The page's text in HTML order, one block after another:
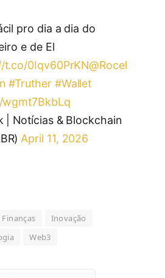
pro dia a dia do
e de El
t.co/0Iqv60PrKN@Rocel
#Truther #Wallet
Notícias & Blockchain
April 11, 2026
Finanças
Inovação
Web3